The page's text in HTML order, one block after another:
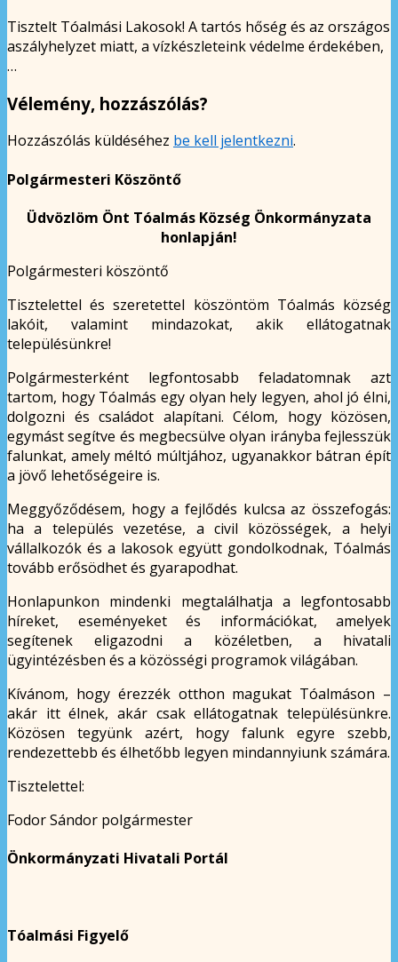
Tisztelt Tóalmási Lakosok! A tartós hőség és az országos
aszályhelyzet miatt, a vízkészleteink védelme érdekében,
…
Vélemény, hozzászólás?
Hozzászólás küldéséhez be kell jelentkezni.
Polgármesteri Köszöntő
Üdvözlöm Önt Tóalmás Község Önkormányzata
honlapján!
Polgármesteri köszöntő
Tisztelettel és szeretettel köszöntöm Tóalmás község
lakóit, valamint mindazokat, akik ellátogatnak
településünkre!
Polgármesterként legfontosabb feladatomnak azt
tartom, hogy Tóalmás egy olyan hely legyen, ahol jó élni,
dolgozni és családot alapítani. Célom, hogy közösen,
egymást segítve és megbecsülve olyan irányba fejlesszük
falunkat, amely méltó múltjához, ugyanakkor bátran épít
a jövő lehetőségeire is.
Meggyőződésem, hogy a fejlődés kulcsa az összefogás:
ha a település vezetése, a civil közösségek, a helyi
vállalkozók és a lakosok együtt gondolkodnak, Tóalmás
tovább erősödhet és gyarapodhat.
Honlapunkon mindenki megtalálhatja a legfontosabb
híreket, eseményeket és információkat, amelyek
segítenek eligazodni a közéletben, a hivatali
ügyintézésben és a közösségi programok világában.
Kívánom, hogy érezzék otthon magukat Tóalmáson –
akár itt élnek, akár csak ellátogatnak településünkre.
Közösen tegyünk azért, hogy falunk egyre szebb,
rendezettebb és élhetőbb legyen mindannyiunk számára.
Tisztelettel:
Fodor Sándor polgármester
Önkormányzati Hivatali Portál
Tóalmási Figyelő